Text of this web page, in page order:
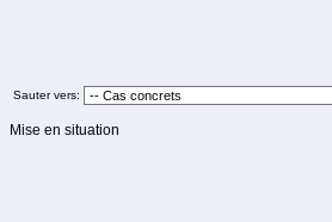
Sauter vers:
Mise en situation